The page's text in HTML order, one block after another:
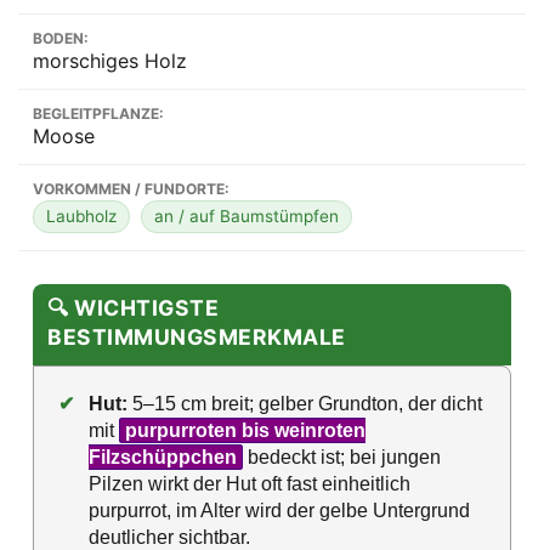
BODEN:
morschiges Holz
BEGLEITPFLANZE:
Moose
VORKOMMEN / FUNDORTE:
Laubholz an / auf Baumstümpfen
🔍 WICHTIGSTE
BESTIMMUNGSMERKMALE
✔ Hut: 5–15 cm breit; gelber Grundton, der dicht
mit purpurroten bis weinroten
Filzschüppchen
bedeckt ist; bei jungen
Pilzen wirkt der Hut oft fast einheitlich
purpurrot, im Alter wird der gelbe Untergrund
deutlicher sichtbar.